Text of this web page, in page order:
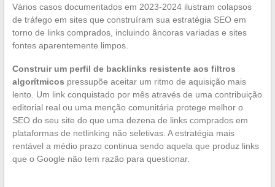
Vários casos documentados em 2023-2024 ilustram colapsos
de tráfego em sites que construíram sua estratégia SEO em
torno de links comprados, incluindo âncoras variadas e sites
fontes aparentemente limpos.
Construir um perfil de backlinks resistente aos filtros
algorítmicos pressupõe aceitar um ritmo de aquisição mais
lento. Um link conquistado por mês através de uma contribuição
editorial real ou uma menção comunitária protege melhor o
SEO do seu site do que uma dezena de links comprados em
plataformas de netlinking não seletivas. A estratégia mais
rentável a médio prazo continua sendo aquela que produz links
que o Google não tem razão para questionar.